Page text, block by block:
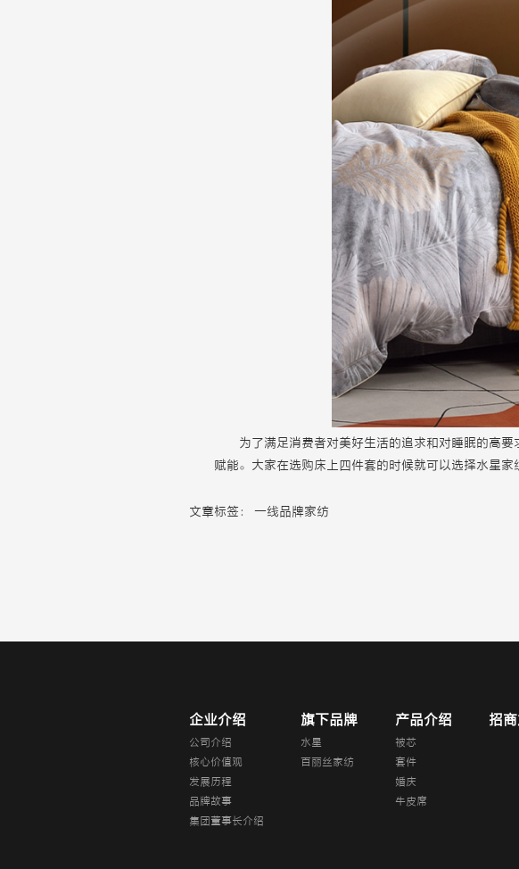
为了满足消费者对美好生活的追求和对睡眠的高
赋能。大家在选购床上四件套的时候就可以选择水星
文章标签： 一线品牌家纺
企业介绍
公司介绍
核心价值观
发展历程
品牌故事
集团董事长介绍
旗下品牌
水星
百丽丝家纺
产品介绍
被芯
套件
婚庆
牛皮席
招